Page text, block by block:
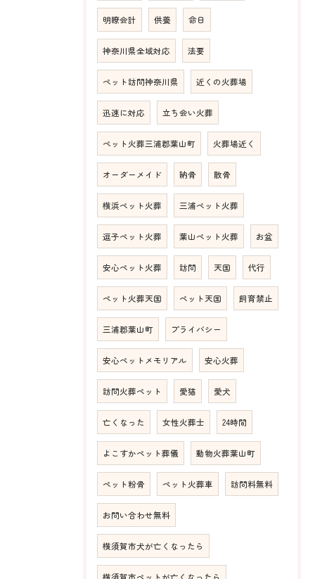
明瞭会計 供養 命日
神奈川県全域対応 法要
ペット訪問神奈川県 近くの火葬場
迅速に対応 立ち会い火葬
ペット火葬三浦郡葉山町 火葬場近く
オーダーメイド 納骨 散骨
横浜ペット火葬 三浦ペット火葬
逗子ペット火葬 葉山ペット火葬 お盆
安心ペット火葬 訪問 天国 代行
ペット火葬天国 ペット天国 飼育禁止
三浦郡葉山町 プライバシー
安心ペットメモリアル 安心火葬
訪問火葬ペット 愛猫 愛犬
亡くなった 女性火葬士 24時間
よこすかペット葬儀 動物火葬葉山町
ペット粉骨 ペット火葬車 訪問料無料
お問い合わせ無料
横須賀市犬が亡くなったら